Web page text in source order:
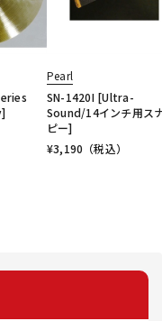
Pearl
SN-1420I [Ultra-
Sound/14インチ用ス
ピー]
¥3,190 （税込）